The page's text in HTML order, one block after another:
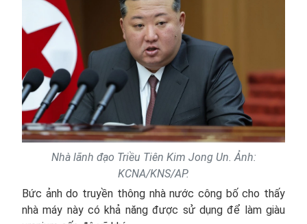
Nhà lãnh đạo Triều Tiên Kim Jong Un. Ảnh:
KCNA/KNS/AP.
Bức ảnh do truyền thông nhà nước công bố cho thấy
nhà máy này có khả năng được sử dụng để làm giàu